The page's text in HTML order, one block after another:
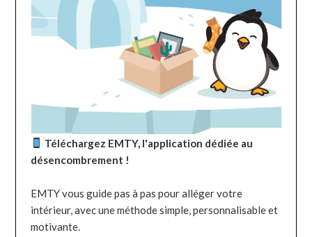
Téléchargez EMTY, l'application dédiée au
désencombrement !
EMTY vous guide pas à pas pour alléger votre
intérieur, avec une méthode simple, personnalisable et
motivante.